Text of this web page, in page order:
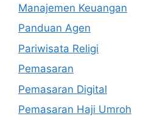
Manajemen Keuangan
Panduan Agen
Pariwisata Religi
Pemasaran
Pemasaran Digital
Pemasaran Haji Umroh